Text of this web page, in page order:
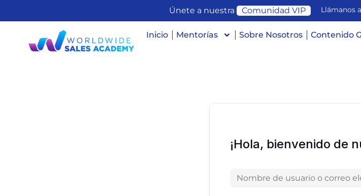
Únete a nuestra Comunidad VIP Llámanos
Inicio Mentorías Sobre Nosotros Contenido
¡Hola, bienvenido de